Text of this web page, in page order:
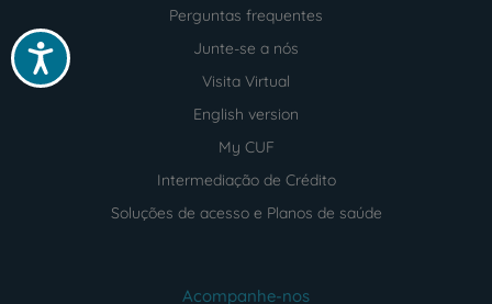
Acessibilidade
Perguntas frequentes
Junte-se a nós
Visita Virtual
English version
My CUF
Intermediação de Crédito
Soluções de acesso e Planos de saúde
Acompanhe-nos